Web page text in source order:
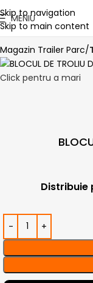
Skip to navigation
Skip to main content
MENIU
Magazin Trailer Parc
Click pentru a mari
Distribuie